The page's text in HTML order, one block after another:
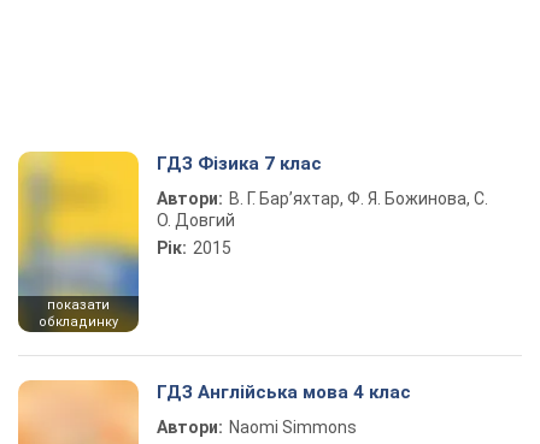
показати
обкладинку
ГДЗ Фізика 7 клас
Автори: В. Г. Бар’яхтар, Ф. Я. Божинова, С.
О. Довгий
Рік: 2015
ГДЗ Англійська мова 4 клас
Автори: Naomi Simmons